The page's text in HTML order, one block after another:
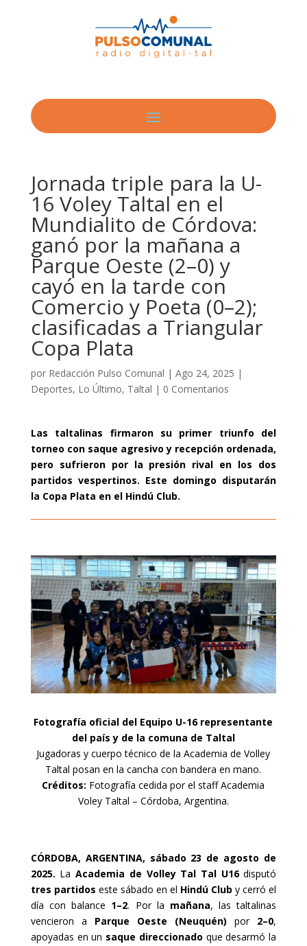
Jornada triple para la U-
16 Voley Taltal en el
Mundialito de Córdova:
ganó por la mañana a
Parque Oeste (2–0) y
cayó en la tarde con
Comercio y Poeta (0–2);
clasificadas a Triangular
Copa Plata
por Redacción Pulso Comunal | Ago 24, 2025 |
Deportes, Lo Último, Taltal | 0 Comentarios
Las taltalinas firmaron su primer triunfo del
torneo con saque agresivo y recepción ordenada,
pero sufrieron por la presión rival en los dos
partidos vespertinos. Este domingo disputarán
la Copa Plata en el Hindú Club.
Fotografía oficial del Equipo U-16 representante
del país y de la comuna de Taltal
Jugadoras y cuerpo técnico de la Academia de Volley
Taltal posan en la cancha con bandera en mano.
Créditos: Fotografía cedida por el staff Academia
Voley Taltal – Córdoba, Argentina.
CÓRDOBA, ARGENTINA, sábado 23 de agosto de
2025. LaAcademia de Volley Tal Tal U16disputó
tres partidos este sábado en el Hindú Club y cerró el
día con balance 1–2. Por la mañana, las taltalinas
vencieron a Parque Oeste (Neuquén) por 2–0,
apoyadas en un saque direccionado que desarmó la